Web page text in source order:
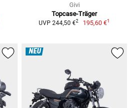
Givi
Topcase-Träger
UVP 244,50 €2 195,60 €1
NEU